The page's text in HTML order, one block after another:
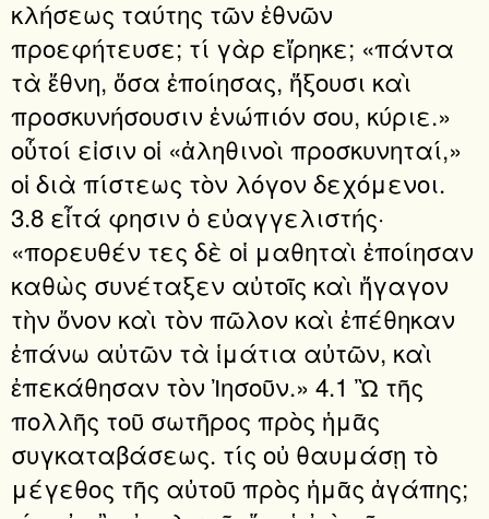
κλήσεως ταύτης τῶν ἐθνῶν
προεφήτευσε; τί γὰρ εἴρηκε; «πάντα
τὰ ἔθνη, ὅσα ἐποίησας, ἥξουσι καὶ
προσκυνήσουσιν ἐνώπιόν σου, κύριε.»
οὗτοί εἰσιν οἱ «ἀληθινοὶ προσκυνηταί,»
οἱ διὰ πίστεως τὸν λόγον δεχόμενοι.
3.8 εἶτά φησιν ὁ εὐαγγελιστής·
«πορευθέν τες δὲ οἱ μαθηταὶ ἐποίησαν
καθὼς συνέταξεν αὐτοῖς καὶ ἤγαγον
τὴν ὄνον καὶ τὸν πῶλον καὶ ἐπέθηκαν
ἐπάνω αὐτῶν τὰ ἱμάτια αὐτῶν, καὶ
ἐπεκάθησαν τὸν Ἰησοῦν.» 4.1 Ὢ τῆς
πολλῆς τοῦ σωτῆρος πρὸς ἡμᾶς
συγκαταβάσεως. τίς οὐ θαυμάσῃ τὸ
μέγεθος τῆς αὐτοῦ πρὸς ἡμᾶς ἀγάπης;